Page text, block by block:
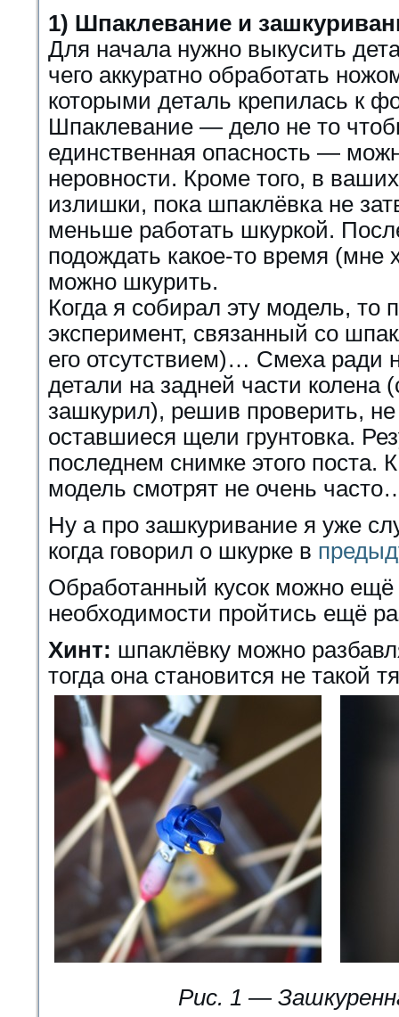
1) Шпаклевание и
Для начала нужно выкусить
чего аккуратно обработать
которыми деталь крепилась к
Шпаклевание — дело не то
единственная опасность —
неровности. Кроме того, в
излишки, пока шпаклёвка не
меньше работать шкуркой.
подождать какое-то время (мне
можно шкурить.
Когда я собирал эту модель, то
эксперимент, связанный со
его отсутствием)… Смеха ради
детали на задней части колена
зашкурил), решив проверить,
оставшиеся щели грунтовка.
последнем снимке этого поста.
модель смотрят не очень
Ну а про зашкуривание я уже
когда говорил о шкурке в
Обработанный кусок можно ещё
необходимости пройтись ещё
Хинт: шпаклёвку можно
тогда она становится не такой
Рис. 1 —